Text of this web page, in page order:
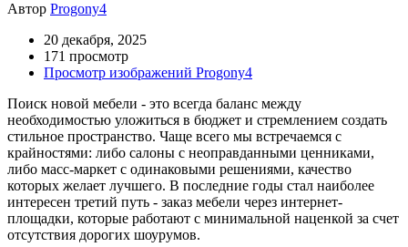
Автор Progony4
20 декабря, 2025
171 просмотр
Просмотр изображений Progony4
Поиск новой мебели - это всегда баланс между
необходимостью уложиться в бюджет и стремлением создать
стильное пространство. Чаще всего мы встречаемся с
крайностями: либо салоны с неоправданными ценниками,
либо масс-маркет с одинаковыми решениями, качество
которых желает лучшего. В последние годы стал наиболее
интересен третий путь - заказ мебели через интернет-
площадки, которые работают с минимальной наценкой за счет
отсутствия дорогих шоурумов.